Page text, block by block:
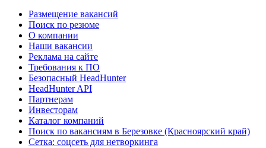
Размещение вакансий
Поиск по резюме
О компании
Наши вакансии
Реклама на сайте
Требования к ПО
Безопасный HeadHunter
HeadHunter API
Партнерам
Инвесторам
Каталог компаний
Поиск по вакансиям в Березовке (Красноярский край)
Сетка: соцсеть для нетворкинга